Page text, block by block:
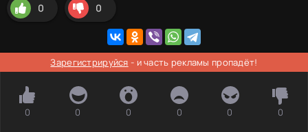
0 0
Зарегистрируйся - и часть рекламы пропадёт!
0 0 0 0 0 0